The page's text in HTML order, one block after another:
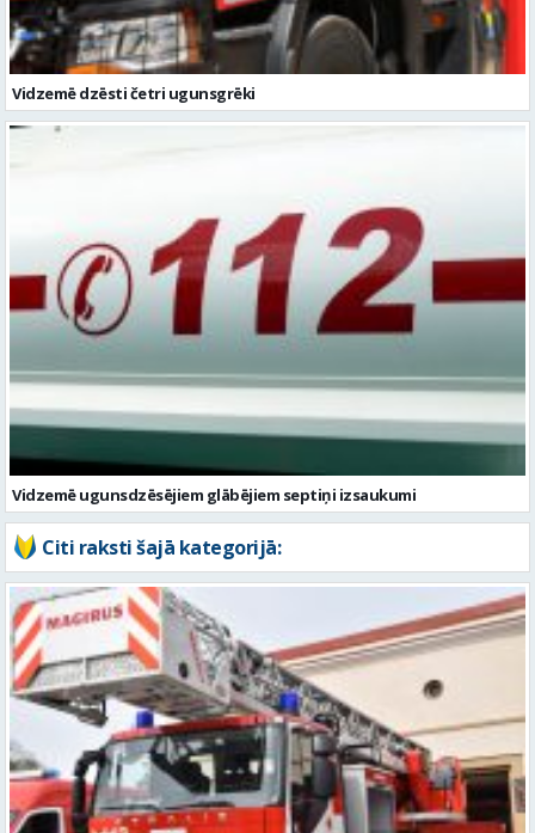
Vidzemē dzēsti četri ugunsgrēki
Vidzemē ugunsdzēsējiem glābējiem septiņi izsaukumi
Citi raksti šajā kategorijā: